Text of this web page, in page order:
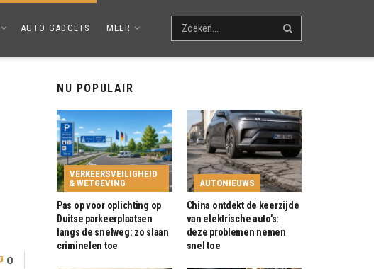
AUTO GADGETS MEER
0
NU POPULAIR
VERKEERSVEILIGHEID
& WETGEVING
Pas op voor oplichting op
Duitse parkeerplaatsen
langs de snelweg: zo slaan
criminelen toe
AUTONIEUWS
China ontdekt de keerzijde
van elektrische auto’s:
deze problemen nemen
snel toe